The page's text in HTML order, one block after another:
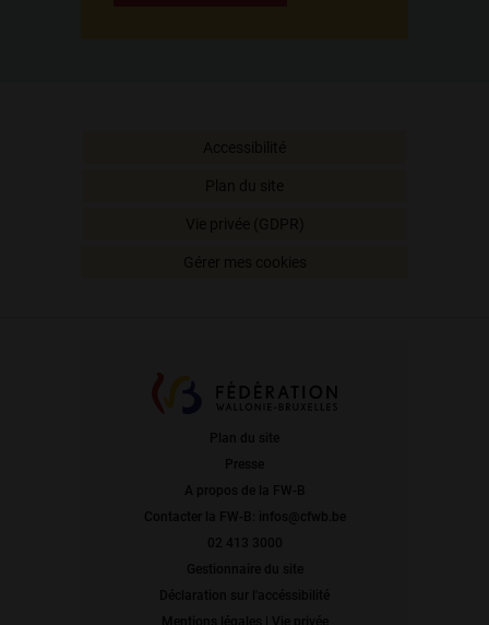
Accessibilité
Plan du site
Vie privée (GDPR)
Gérer mes cookies